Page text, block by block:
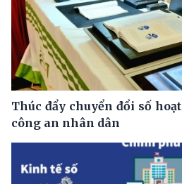
Thúc đẩy chuyển đổi số
công an nhân dân